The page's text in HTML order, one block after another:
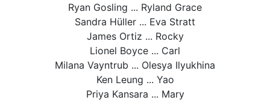
Ryan Gosling ... Ryland Grace
Sandra Hüller ... Eva Stratt
James Ortiz ... Rocky
Lionel Boyce ... Carl
Milana Vayntrub ... Olesya Ilyukhina
Ken Leung ... Yao
Priya Kansara ... Mary